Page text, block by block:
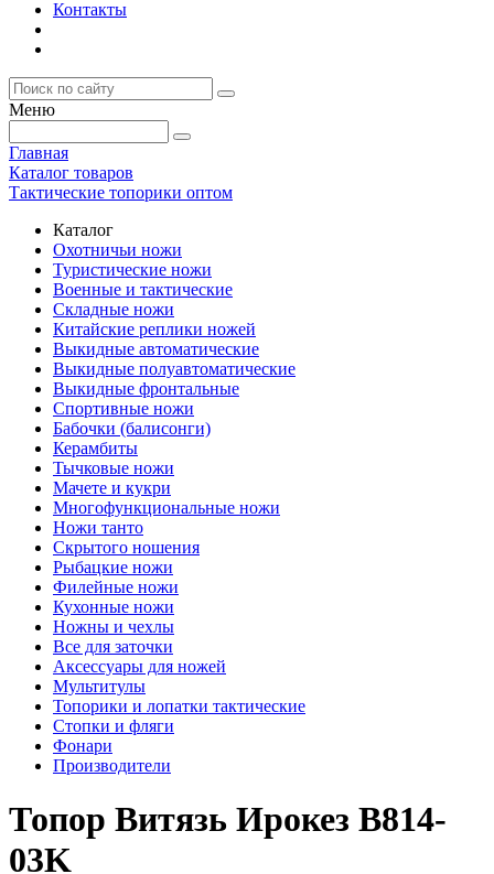
Контакты
Меню
Главная
Каталог товаров
Тактические топорики оптом
Каталог
Охотничьи ножи
Туристические ножи
Военные и тактические
Складные ножи
Китайские реплики ножей
Выкидные автоматические
Выкидные полуавтоматические
Выкидные фронтальные
Спортивные ножи
Бабочки (балисонги)
Керамбиты
Тычковые ножи
Мачете и кукри
Многофункциональные ножи
Ножи танто
Скрытого ношения
Рыбацкие ножи
Филейные ножи
Кухонные ножи
Ножны и чехлы
Все для заточки
Аксессуары для ножей
Мультитулы
Топорики и лопатки тактические
Стопки и фляги
Фонари
Производители
Топор Витязь Ирокез B814-
03K